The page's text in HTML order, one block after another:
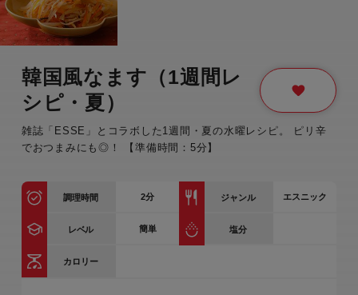
韓国風なます（1週間レ
シピ・夏）
雑誌「ESSE」とコラボした1週間・夏の水曜レシピ。 ピリ辛
でおつまみにも◎！ 【準備時間：5分】
調理時間 2分 ジャンル エスニック
レベル 簡単 塩分
カロリー